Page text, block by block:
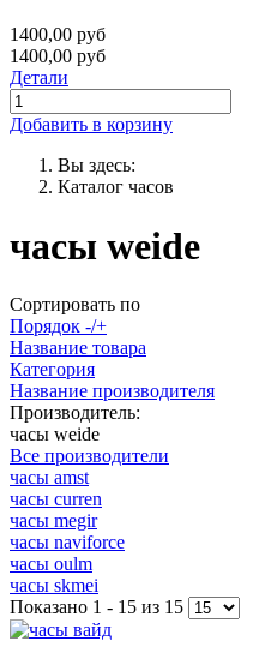
1400,00 руб
1400,00 руб
Детали
Добавить в корзину
Вы здесь:
Каталог часов
часы weide
Сортировать по
Порядок -/+
Название товара
Категория
Название производителя
Производитель:
часы weide
Все производители
часы amst
часы curren
часы megir
часы naviforce
часы oulm
часы skmei
Показано 1 - 15 из 15